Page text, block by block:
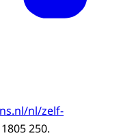
nl/zelf-
250.